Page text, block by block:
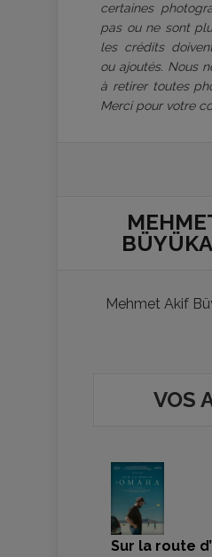
certaines
pas ou ne sont
les crédits
ou ajoutés. Nous
à retirer toutes
Merci pour votre
Mehmet Akif
VOS
Sur la route